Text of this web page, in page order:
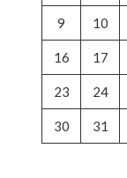
9 10
16 17
23 24
30 31